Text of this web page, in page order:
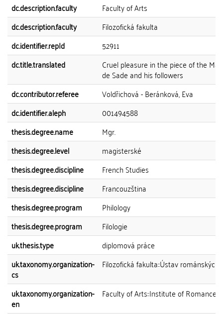
dc.description.faculty
Faculty of Arts
dc.description.faculty
Filozofická fakulta
dc.identifier.repId
52911
dc.title.translated
Cruel pleasure in the piece of the
de Sade and his followers
dc.contributor.referee
Voldřichová - Beránková, Eva
dc.identifier.aleph
001494588
thesis.degree.name
Mgr.
thesis.degree.level
magisterské
thesis.degree.discipline
French Studies
thesis.degree.discipline
Francouzština
thesis.degree.program
Philology
thesis.degree.program
Filologie
uk.thesis.type
diplomová práce
uk.taxonomy.organization-
cs
Filozofická fakulta::Ústav románských
uk.taxonomy.organization-
en
Faculty of Arts::Institute of Romance